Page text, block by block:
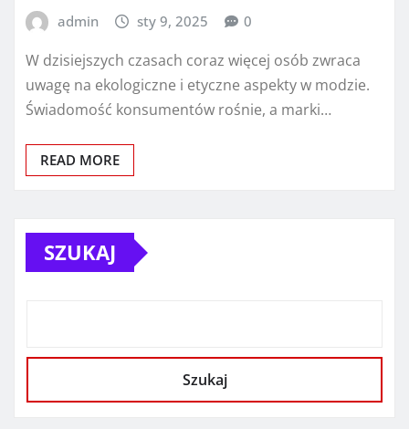
admin sty 9, 2025 0
W dzisiejszych czasach coraz więcej osób zwraca
uwagę na ekologiczne i etyczne aspekty w modzie.
Świadomość konsumentów rośnie, a marki…
READ MORE
SZUKAJ
Szukaj